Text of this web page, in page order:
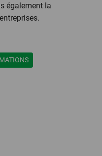
également la